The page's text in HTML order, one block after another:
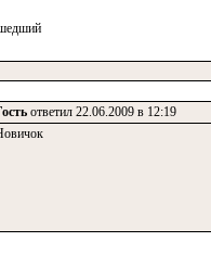
ответил 22.06.2009 в 12:19